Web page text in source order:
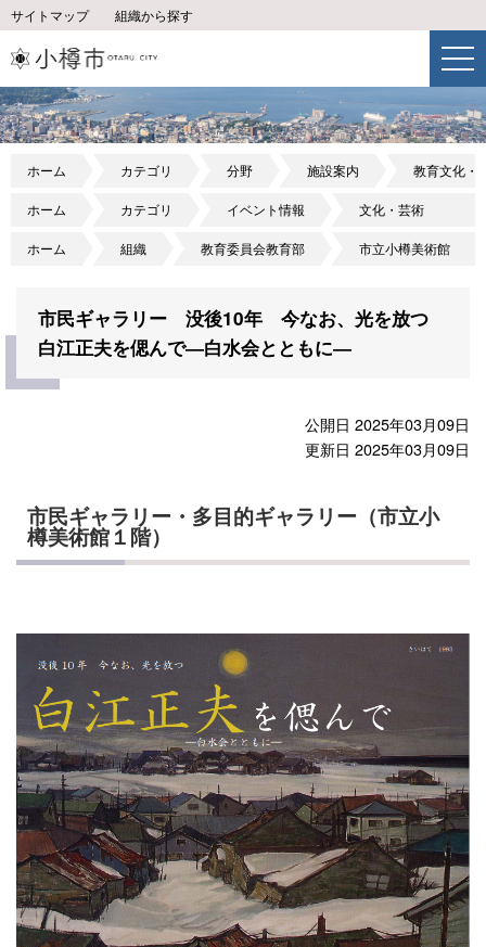
サイトマップ 組織から探す
ホーム カテゴリ 分野 施設案内 教育文化・
ホーム カテゴリ イベント情報 文化・芸術
ホーム 組織 教育委員会教育部 市立小樽美術館
市民ギャラリー 没後10年 今なお、光を放つ
白江正夫を偲んで―白水会とともに―
公開日 2025年03月09日
更新日 2025年03月09日
市民ギャラリー・多目的ギャラリー（市立小
樽美術館１階）